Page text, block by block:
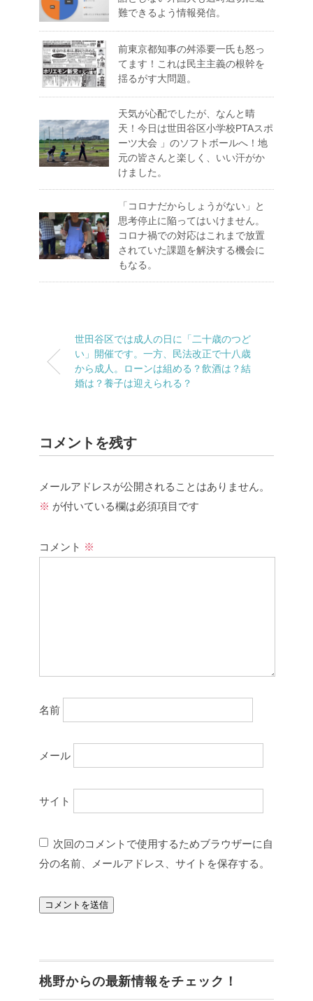
難できるよう情報発信。
前東京都知事の舛添要一氏も怒っ
てます！これは民主主義の根幹を
揺るがす大問題。
天気が心配でしたが、なんと晴
天！今日は世田谷区小学校PTAスポ
ーツ大会 」のソフトボールへ！地
元の皆さんと楽しく、いい汗がか
けました。
「コロナだからしょうがない」と
思考停止に陥ってはいけません。
コロナ禍での対応はこれまで放置
されていた課題を解決する機会に
もなる。
世田谷区では成人の日に「二十歳のつど
い」開催です。一方、民法改正で十八歳
から成人。ローンは組める？飲酒は？結
婚は？養子は迎えられる？
コメントを残す
メールアドレスが公開されることはありません。
※ が付いている欄は必須項目です
コメント ※
名前
メール
サイト
次回のコメントで使用するためブラウザーに自
分の名前、メールアドレス、サイトを保存する。
桃野からの最新情報をチェック！